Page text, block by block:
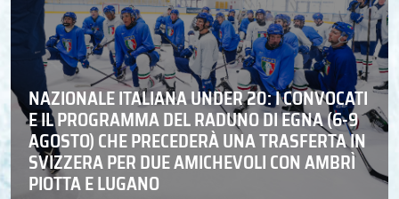
NAZIONALE ITALIANA UNDER 20: I CONVOCATI
E IL PROGRAMMA DEL RADUNO DI EGNA (6-9
AGOSTO) CHE PRECEDERÀ UNA TRASFERTA IN
SVIZZERA PER DUE AMICHEVOLI CON AMBRÌ
PIOTTA E LUGANO